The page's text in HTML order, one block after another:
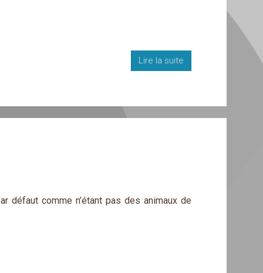
Lire la suite
défaut comme n’étant pas des animaux de